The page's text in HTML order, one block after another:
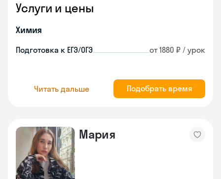
Услуги и цены
Химия
Подготовка к ЕГЭ/ОГЭ от 1880 ₽ / урок
Читать дальше Подобрать время
Мария